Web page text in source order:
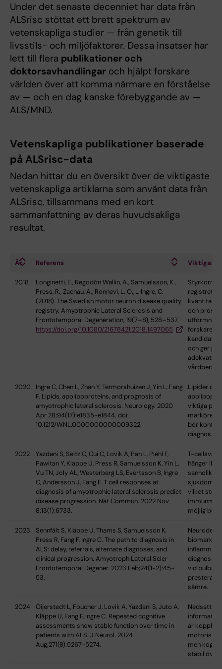
Under det senaste decenniet har data från
ALSrisc stöttat ett brett spektrum av
vetenskapliga studier — från genetik till
livsstils- och miljöfaktorer. Dessa insatser har
lett till flera publikationer och
doktorsavhandlingar och hjälpt forskare
världen över att komma närmare en förståelse
av — och en dag kanske förebyggande av —
ALS/MND.
Vetenskapliga publikationer baserade
på ALSrisc-data
Nedan hittar du en översikt över de viktigaste
vetenskapliga artiklarna som använt data från
ALSrisc, tillsammans med en kort
sammanfattning av deras huvudsakliga
resultat.
År Referens
2018
Longinetti, E., Regodón Wallin, A., Samuelsson, K.,
Press, R., Zachau, A., Ronnevi, L. O., … Ingre, C.
(2018). The Swedish motor neuron disease quality
registry. Amyotrophic Lateral Sclerosis and
Frontotemporal Degeneration, 19(7–8), 528–537.
https://doi.org/10.1080/21678421.2018.1497065
Styrkorna
registret är
och
forskare
kandidater
och ger
adekvat
2020
Ingre C, Chen L, Zhan Y, Termorshuizen J, Yin L, Fang
F. Lipids, apolipoproteins, and prognosis of
amyotrophic lateral sclerosis. Neurology. 2020
Apr 28;94(17):e1835-e1844. doi:
10.1212/WNL.0000000000009322.
Lipider och
viktiga
markörer
bör
diagnos.
2022
Yazdani S, Seitz C, Cui C, Lovik A, Pan L, Piehl F,
Pawitan Y, Kläppe U, Press R, Samuelsson K, Yin L,
Vu TN, Joly AL, Westerberg LS, Evertsson B, Ingre
C, Andersson J, Fang F. T cell responses at
diagnosis of amyotrophic lateral sclerosis predict
disease progression. Nat Commun. 2022 Nov
8;13(1):6733.
T-cellsvar
hänger
sannolikt
vilket
möjlig
2023
Sennfält S, Kläppe U, Thams S, Samuelsson K,
Press R, Fang F, Ingre C. The path to diagnosis in
ALS: delay, referrals, alternate diagnoses, and
clinical progression. Amyotroph Lateral Scler
Frontotemporal Degener. 2023 Feb;24(1-2):45-
53.
diagnos
vid bulbar
presterar
sämre.
2024
Öijerstedt L, Foucher J, Lovik A, Yazdani S, Juto A,
Kläppe U, Fang F, Ingre C. Repeated cognitive
assessments show stable function over time in
patients with ALS. J Neurol. 2024
Aug;271(8):5267-5274.
Nedsatt
är kopplad
motorisk
men
stabil över